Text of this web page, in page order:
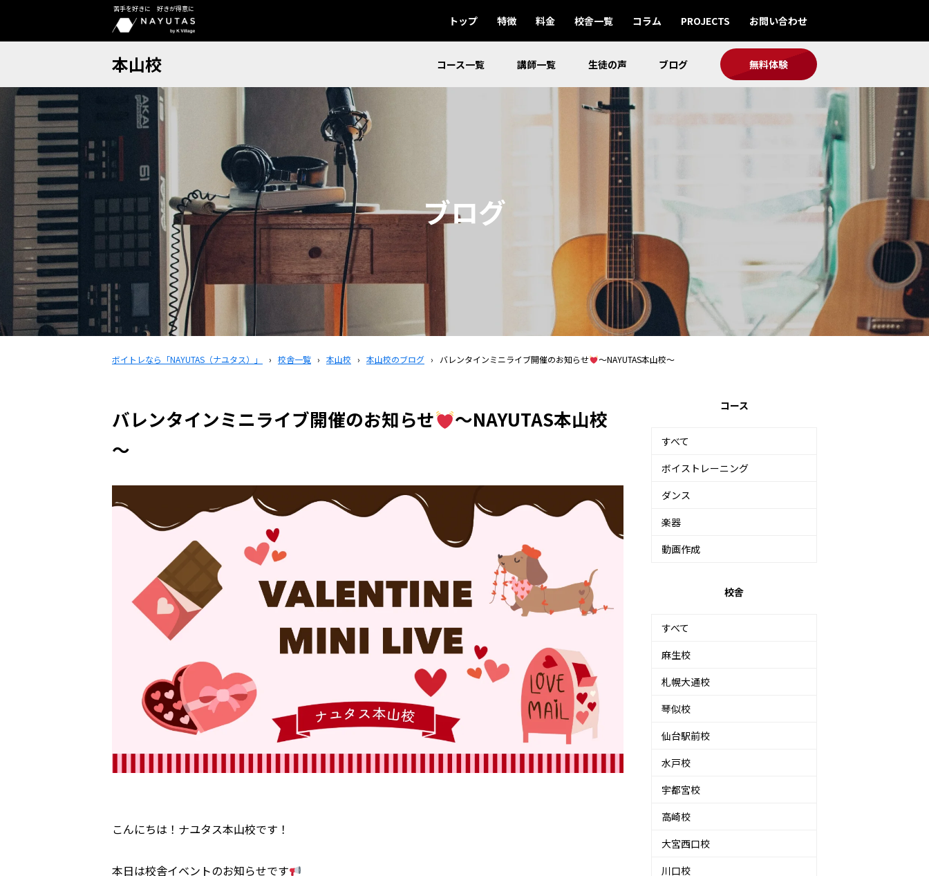
苦手を好きに 好きが得意に
トップ 特徴 料金 校舎一覧 コラム PROJECTS お問い合わせ
本山校 コース一覧 講師一覧 生徒の声 ブログ 無料体験
ブログ
ボイトレなら「NAYUTAS（ナユタス）」 › 校舎一覧 › 本山校 › 本山校のブログ › バレンタインミニライブ開催のお知らせ ～NAYUTAS本山校～
バレンタインミニライブ開催のお知らせ
～NAYUTAS本山校
～
こんにちは！ナユタス本山校です！
本日は校舎イベントのお知らせです
コース
すべて
ボイストレーニング
ダンス
楽器
動画作成
校舎
すべて
麻生校
札幌大通校
琴似校
仙台駅前校
水戸校
宇都宮校
高崎校
大宮西口校
川口校